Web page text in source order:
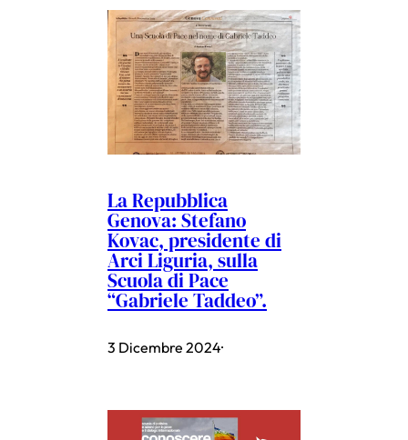
La Repubblica
Genova: Stefano
Kovac, presidente di
Arci Liguria, sulla
Scuola di Pace
“Gabriele Taddeo”.
3 Dicembre 2024·